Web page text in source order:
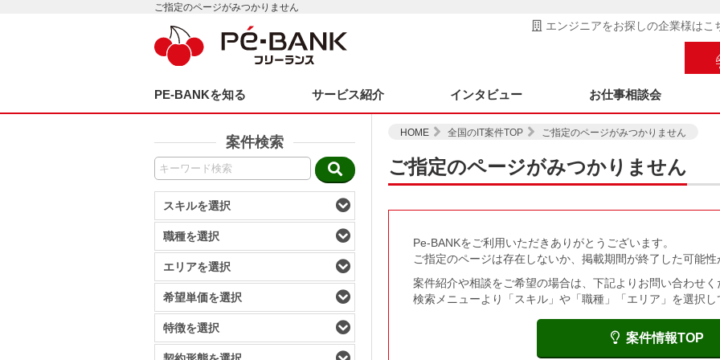
ご指定のページがみつかりません
エンジニアをお探しの企業様はこ
PE-BANKを知る サービス紹介 インタビュー お仕事相談会
案件検索
スキルを選択
職種を選択
エリアを選択
希望単価を選択
特徴を選択
HOME 全国のIT案件TOP ご指定のページがみつかりません
ご指定のページがみつかりません
Pe-BANKをご利用いただきありがとうございます。
ご指定のページは存在しないか、掲載期間が終了した可能
案件紹介や相談をご希望の場合は、下記よりお問い合わせく
検索メニューより「スキル」や「職種」「エリア」を選択
案件情報TOP